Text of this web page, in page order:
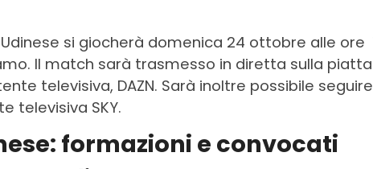
si giocherà domenica 24 ottobre alle ore
Il match sarà trasmesso in diretta sulla
televisiva, DAZN. Sarà inoltre possibile
televisiva SKY.
formazioni e convocati